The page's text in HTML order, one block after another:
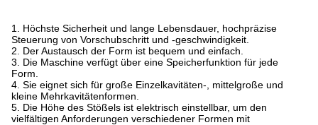
1. Höchste Sicherheit und lange Lebensdauer, hochpräzise
Steuerung von Vorschubschritt und -geschwindigkeit.
2. Der Austausch der Form ist bequem und einfach.
3. Die Maschine verfügt über eine Speicherfunktion für jede
Form.
4. Sie eignet sich für große Einzelkavitäten-, mittelgroße und
kleine Mehrkavitätenformen.
5. Die Höhe des Stößels ist elektrisch einstellbar, um den
vielfältigen Anforderungen verschiedener Formen mit